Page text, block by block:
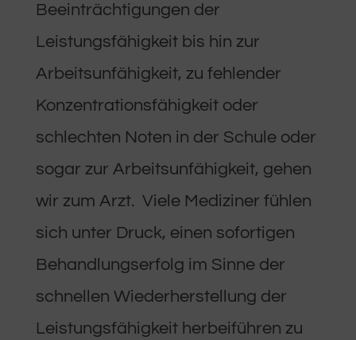
Beeinträchtigungen der
Leistungsfähigkeit bis hin zur
Arbeitsunfähigkeit, zu fehlender
Konzentrationsfähigkeit oder
schlechten Noten in der Schule oder
sogar zur Arbeitsunfähigkeit, gehen
wir zum Arzt. Viele Mediziner fühlen
sich unter Druck, einen sofortigen
Behandlungserfolg im Sinne der
schnellen Wiederherstellung der
Leistungsfähigkeit herbeiführen zu